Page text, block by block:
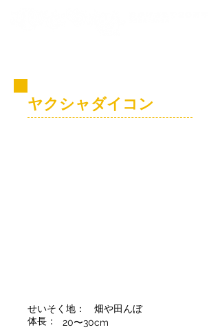
ヤクシャダイコン
せいそく地：
畑や田んぼ
体長：
20〜30cm